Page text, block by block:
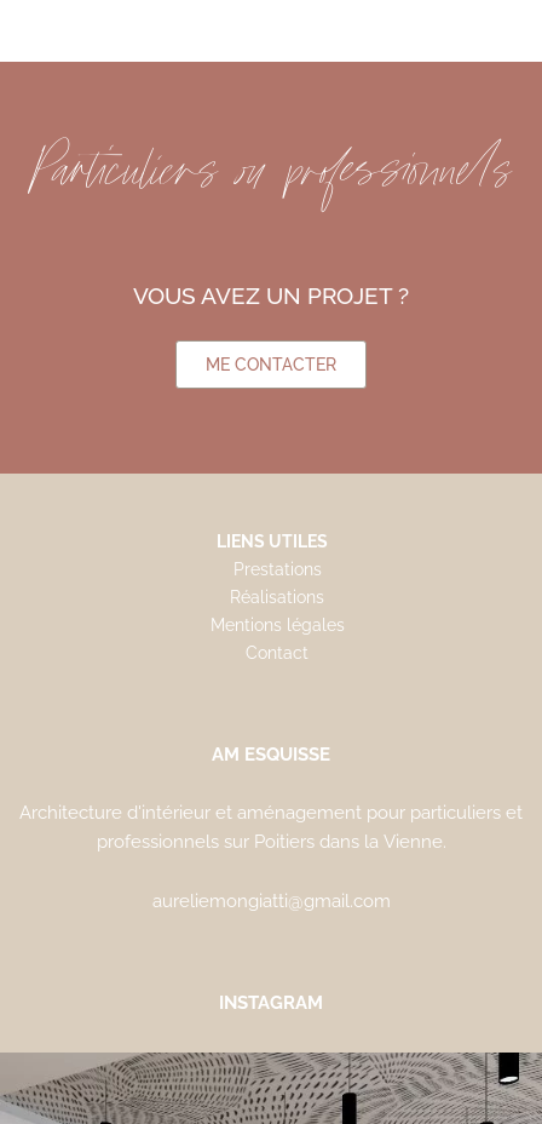
Particuliers ou professionnels
VOUS AVEZ UN PROJET ?
ME CONTACTER
LIENS UTILES
Prestations
Réalisations
Mentions légales
Contact
AM ESQUISSE
Architecture d'intérieur et aménagement pour particuliers et
professionnels sur Poitiers dans la Vienne.
aureliemongiatti@gmail.com
INSTAGRAM